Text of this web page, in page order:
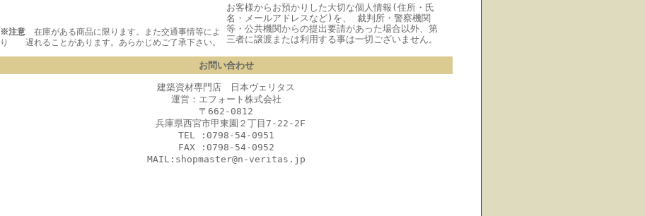
※注意在庫がある商品に限ります。また交通事情等によ
り 遅れることがあります。あらかじめご了承下さい。
お客様からお預かりした大切な個人情報(住所・氏
名・メールアドレスなど)を、 裁判所・警察機関
等・公共機関からの提出要請があった場合以外、第
三者に譲渡または利用する事は一切ございません。
お問い合わせ
建築資材専門店 日本ヴェリタス
運営：エフォート株式会社
〒662-0812
兵庫県西宮市甲東園２丁目7-22-2F
TEL :0798-54-0951
FAX :0798-54-0952
MAIL:shopmaster@n-veritas.jp